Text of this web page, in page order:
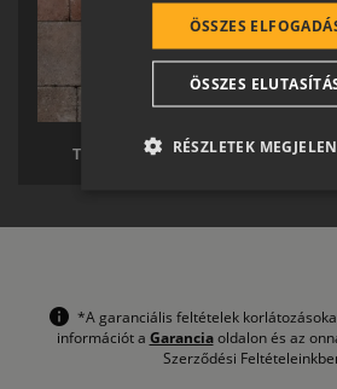
TERRÁN TÉRKŐ
*A garanciális feltételek
információt a Garanciaoldalon és az
Szerződési
ÖSSZES
ÖSSZES
RÉSZLETEK